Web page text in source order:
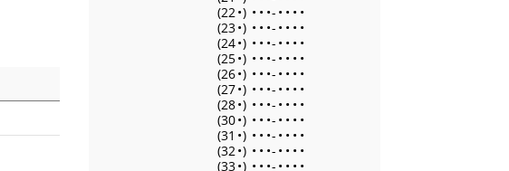
(22•) • • •- • • • •
(23•) • • •- • • • •
(24•) • • •- • • • •
(25•) • • •- • • • •
(26•) • • •- • • • •
(27•) • • •- • • • •
(28•) • • •- • • • •
(30•) • • •- • • • •
(31 •) • • •- • • • •
(32•) • • •- • • • •
(33•) • • •- • • • •